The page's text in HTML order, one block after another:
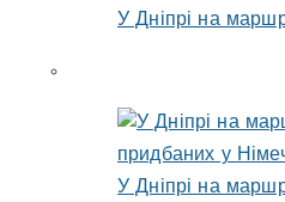
У Дніпрі на
У Дніпрі на